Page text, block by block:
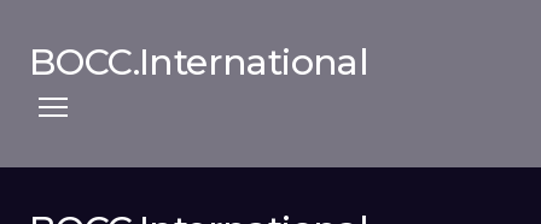
BOCC.International